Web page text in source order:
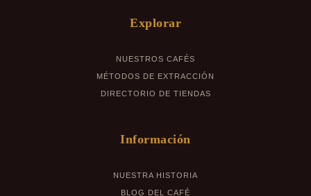
Explorar
NUESTROS CAFÉS
MÉTODOS DE EXTRACCIÓN
DIRECTORIO DE TIENDAS
Información
NUESTRA HISTORIA
BLOG DEL CAFÉ